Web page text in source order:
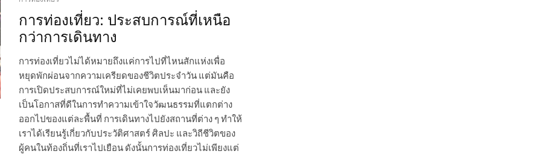
การท่องเที่ยว: ประสบการณ์ที่เหนือ
กว่าการเดินทาง
การท่องเที่ยวไม่ได้หมายถึงแค่การไปที่ไหนสักแห่งเพื่อ
หยุดพักผ่อนจากความเครียดของชีวิตประจำวัน แต่มันคือ
การเปิดประสบการณ์ใหม่ที่ไม่เคยพบเห็นมาก่อน และยัง
เป็นโอกาสที่ดีในการทำความเข้าใจวัฒนธรรมที่แตกต่าง
ออกไปของแต่ละพื้นที่ การเดินทางไปยังสถานที่ต่าง ๆ ทำให้
เราได้เรียนรู้เกี่ยวกับประวัติศาสตร์ ศิลปะ และวิถีชีวิตของ
ผู้คนในท้องถิ่นที่เราไปเยือน ดังนั้นการท่องเที่ยวไม่เพียงแต่